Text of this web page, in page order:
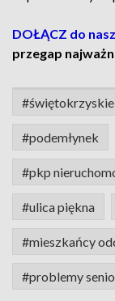
DOŁĄCZ do
przegap
#świętokrzyskie
#podemłynek
#pkp
#ulica piękna
#mieszkańcy
#problemy